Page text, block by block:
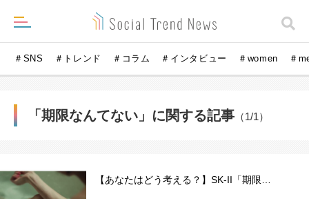
＃SNS ＃トレンド ＃コラム ＃インタビュー ＃women ＃
「期限なんてない」に関する記事 （1/1）
【あなたはどう考える？】SK-II「期限…